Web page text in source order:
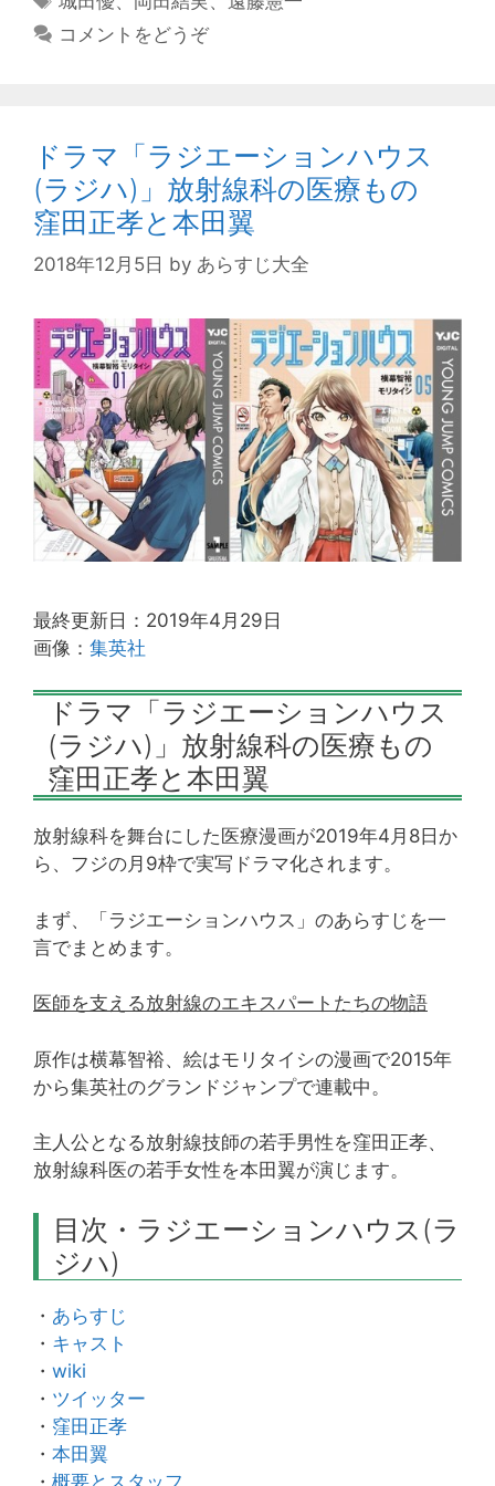
リ
コメントをどうぞ
ドラマ「ラジエーションハウス
(ラジハ)」放射線科の医療もの
窪田正孝と本田翼
2018年12月5日 by あらすじ大全
最終更新日：2019年4月29日
画像： 集英社
ドラマ「ラジエーションハウス
(ラジハ)」放射線科の医療もの
窪田正孝と本田翼
放射線科を舞台にした医療漫画が2019年4月8日か
ら、フジの月9枠で実写ドラマ化されます。
まず、「ラジエーションハウス」のあらすじを一
言でまとめます。
医師を支える放射線のエキスパートたちの物語
原作は横幕智裕、絵はモリタイシの漫画で2015年
から集英社のグランドジャンプで連載中。
主人公となる放射線技師の若手男性を窪田正孝、
放射線科医の若手女性を本田翼が演じます。
目次・ラジエーションハウス(ラ
ジハ)
・ あらすじ
・ キャスト
・ wiki
・ ツイッター
・ 窪田正孝
・ 本田翼
・ 概要とスタッフ